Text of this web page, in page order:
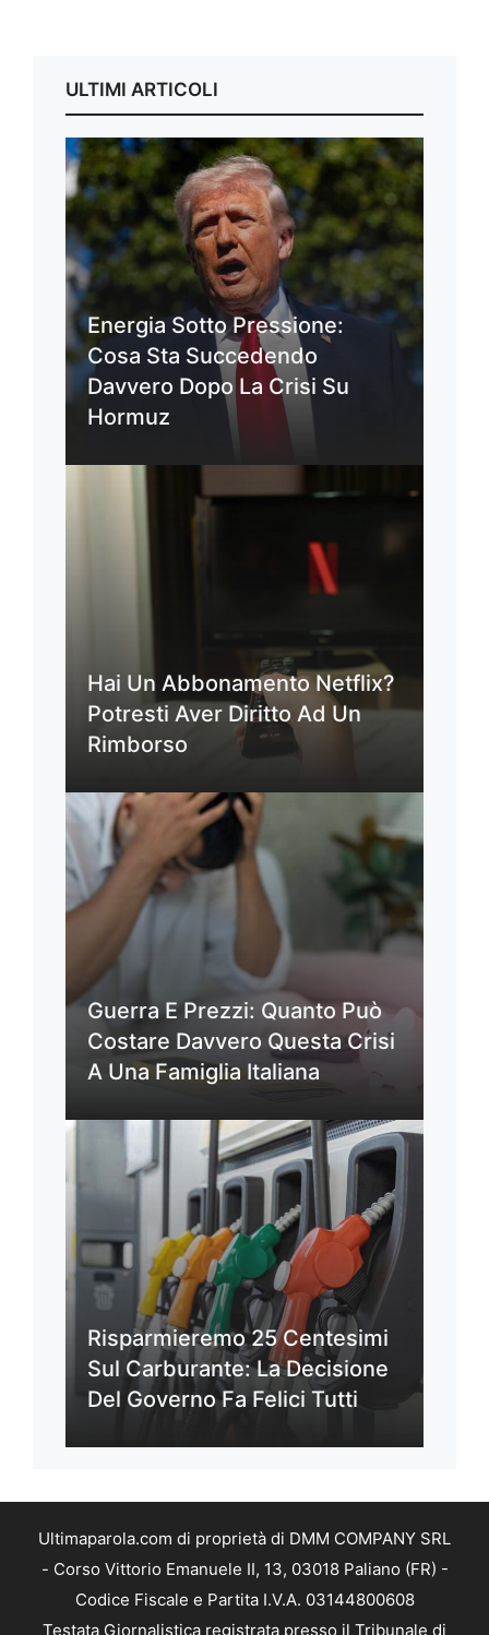
ULTIMI ARTICOLI
Energia Sotto Pressione:
Cosa Sta Succedendo
Davvero Dopo La Crisi Su
Hormuz
Hai Un Abbonamento Netflix?
Potresti Aver Diritto Ad Un
Rimborso
Guerra E Prezzi: Quanto Può
Costare Davvero Questa Crisi
A Una Famiglia Italiana
Risparmieremo 25 Centesimi
Sul Carburante: La Decisione
Del Governo Fa Felici Tutti
Ultimaparola.com di proprietà di DMM COMPANY SRL
- Corso Vittorio Emanuele II, 13, 03018 Paliano (FR) -
Codice Fiscale e Partita I.V.A. 03144800608
Testata Giornalistica registrata presso il Tribunale di